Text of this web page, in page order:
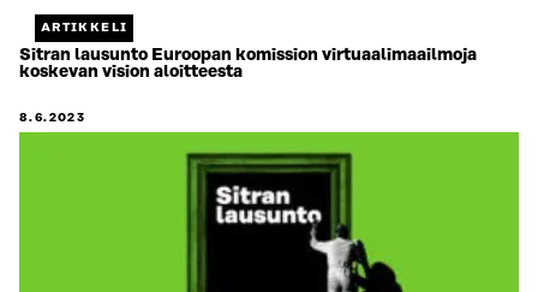
ARTIKKELI
Sitran lausunto Euroopan komission virtuaalimaailmoja
koskevan vision aloitteesta
8.6.2023
Jäljellä
0.